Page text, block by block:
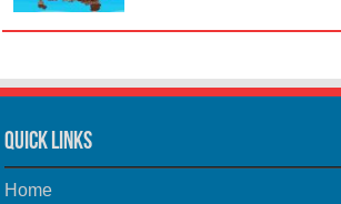
Quick Links
Home